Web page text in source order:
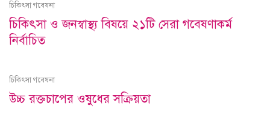
চিকিৎসা গবেষনা
চিকিৎসা ও জনস্বাস্থ্য বিষয়ে ২১টি সেরা গবেষণাকর্ম
নির্বাচিত
চিকিৎসা গবেষনা
উচ্চ রক্তচাপের ওষুধের সক্রিয়তা